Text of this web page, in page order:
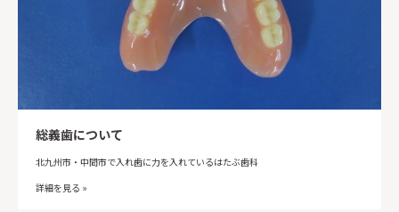
総義歯について
北九州市・中間市で入れ歯に力を入れているはたぶ歯科
詳細を見る »